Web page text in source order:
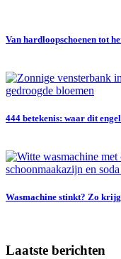
Van hardloopschoenen tot
444 betekenis: waar dit
Wasmachine stinkt? Zo
Laatste berichten